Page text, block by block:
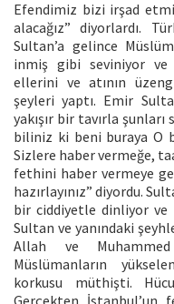
Efendimiz bizi irşad
alacağız” diyorlardı.
Sultan’a gelince
inmiş gibi seviniyor ve
ellerini ve atının
şeyleri yaptı. Emir
yakışır bir tavırla
biliniz ki beni buraya O
Sizlere haber vermeğe,
fethini haber vermeye
hazırlayınız” diyordu.
bir ciddiyetle dinliyor ve
Sultan ve yanındaki
Allah ve
Müslümanların
korkusu müthişti.
Gerçekten İstanbul’un